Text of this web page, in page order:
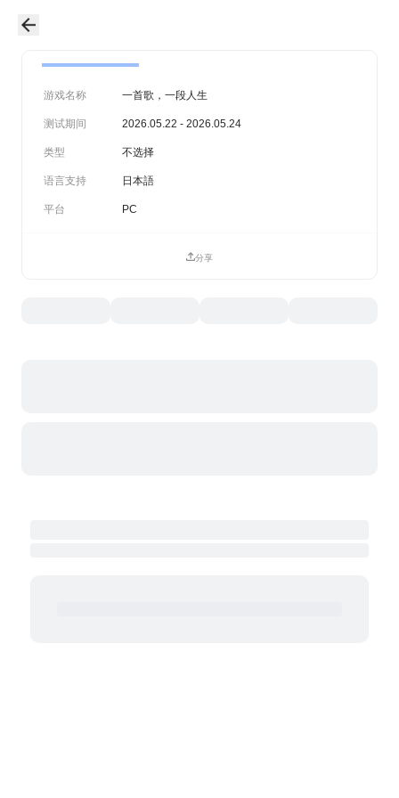
游戏名称 一首歌，一段人生
测试期间 2026.05.22 - 2026.05.24
类型 不选择
语言支持 日本語
平台 PC
分享